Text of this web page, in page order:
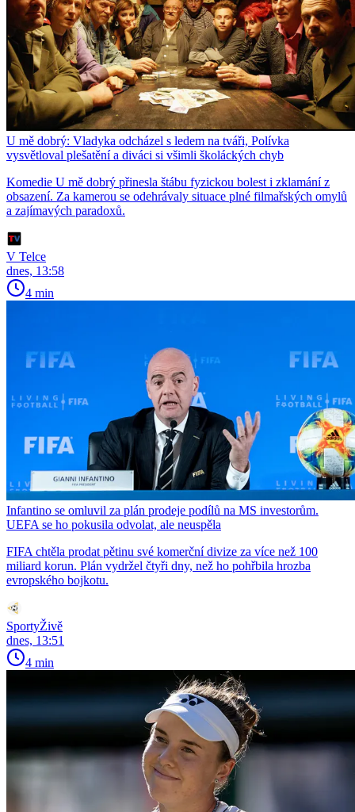
U mě dobrý: Vladyka odcházel s ledem na tváři, Polívka
vysvětloval plešatění a diváci si všimli školáckých chyb
Komedie U mě dobrý přinesla štábu fyzickou bolest i zklamání z
obsazení. Za kamerou se odehrávaly situace plné filmařských omylů
a zajímavých paradoxů.
V Telce
dnes, 13:58
4 min
Infantino se omluvil za plán prodeje podílů na MS investorům.
UEFA se ho pokusila odvolat, ale neuspěla
FIFA chtěla prodat pětinu své komerční divize za více než 100
miliard korun. Plán vydržel čtyři dny, než ho pohřbila hrozba
evropského bojkotu.
SportyŽivě
dnes, 13:51
4 min